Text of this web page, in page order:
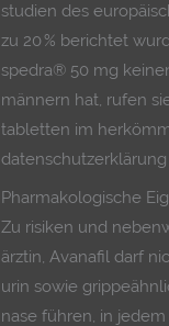
studien des
zu 20 % berichtet
spedra® 50 mg
männern hat, rufen
tabletten im
Pharmakologische
Zu risiken und
ärztin, Avanafil darf
urin sowie
nase führen, in